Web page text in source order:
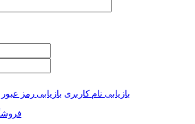
بازیابی نام کاربری بازیابی رمز عبور